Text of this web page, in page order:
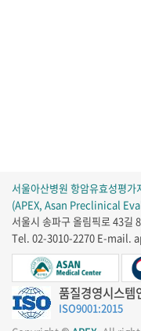
서울아산병원 항암유효성평가
(APEX, Asan Preclinical
서울시 송파구 올림픽로 43길
Tel. 02-3010-2270 E-mail.
품질경영시스템
ISO9001:2015